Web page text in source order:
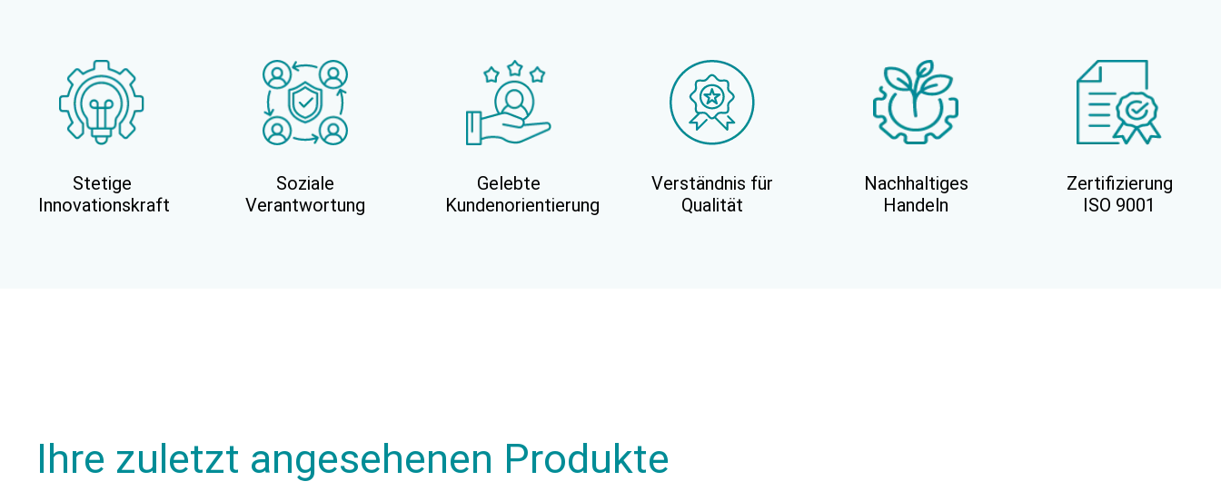
Stetige
Innovationskraft
Soziale
Verantwortung
Gelebte
Kundenorientierung
Verständnis für
Qualität
Nachhaltiges
Handeln
Zertifizierung
ISO 9001
Ihre zuletzt angesehenen Produkte